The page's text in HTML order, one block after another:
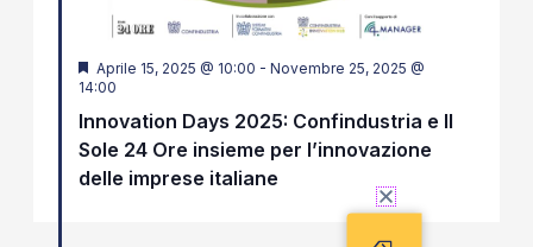
Segnalati
Aprile 15, 2025 @ 10:00 - Novembre 25, 2025 @
14:00
Innovation Days 2025: Confindustria e Il
Sole 24 Ore insieme per l’innovazione
delle imprese italiane